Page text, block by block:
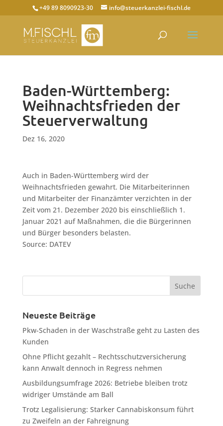
+49 89 8090923-30 info@steuerkanzlei-fischl.de
Baden-Württemberg:
Weihnachtsfrieden der
Steuerverwaltung
Dez 16, 2020
Auch in Baden-Württemberg wird der
Weihnachtsfrieden gewahrt. Die Mitarbeiterinnen
und Mitarbeiter der Finanzämter verzichten in der
Zeit vom 21. Dezember 2020 bis einschließlich 1.
Januar 2021 auf Maßnahmen, die die Bürgerinnen
und Bürger besonders belasten.
Source: DATEV
Neueste Beiträge
Pkw-Schaden in der Waschstraße geht zu Lasten des
Kunden
Ohne Pflicht gezahlt – Rechtsschutzversicherung
kann Anwalt dennoch in Regress nehmen
Ausbildungsumfrage 2026: Betriebe bleiben trotz
widriger Umstände am Ball
Trotz Legalisierung: Starker Cannabiskonsum führt
zu Zweifeln an der Fahreignung